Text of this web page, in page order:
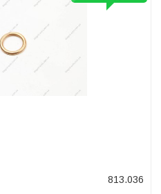
813.036